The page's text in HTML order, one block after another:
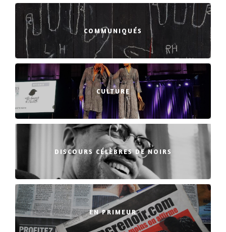
COMMUNIQUÉS
CULTURE
DISCOURS CÉLÈBRES DE NOIRS
EN PRIMEUR